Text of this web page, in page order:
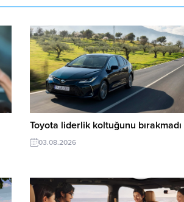
Toyota liderlik koltuğunu bırakmadı
03.08.2026